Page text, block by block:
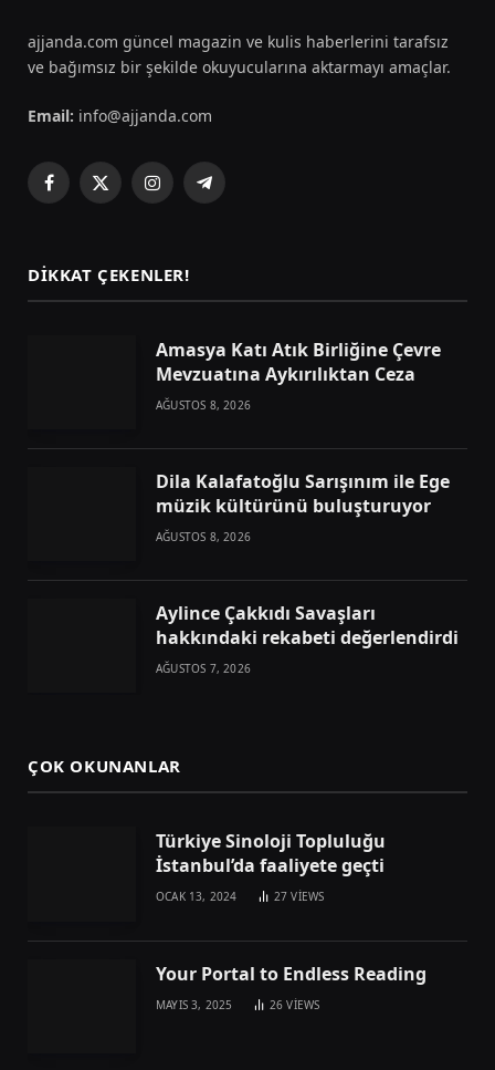
ajjanda.com güncel magazin ve kulis haberlerini tarafsız
ve bağımsız bir şekilde okuyucularına aktarmayı amaçlar.
Email: info@ajjanda.com
Facebook
X
InstagramTelegram
DIKKAT ÇEKENLER!
Amasya Katı Atık Birliğine Çevre
Mevzuatına Aykırılıktan Ceza
AĞUSTOS 8, 2026
Dila Kalafatoğlu Sarışınım ile Ege
müzik kültürünü buluşturuyor
AĞUSTOS 8, 2026
Aylince Çakkıdı Savaşları
hakkındaki rekabeti değerlendirdi
AĞUSTOS 7, 2026
ÇOK OKUNANLAR
Türkiye Sinoloji Topluluğu
İstanbul’da faaliyete geçti
OCAK 13, 2024 27VIEWS
Your Portal to Endless Reading
MAYIS 3, 2025 26VIEWS